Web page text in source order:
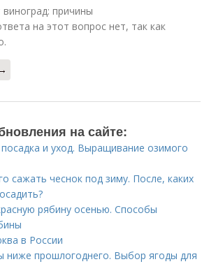
причины
на этот вопрос нет, так как
на сайте:
и уход. Выращивание озимого
сажать чеснок под зиму. После, каких
рябину осенью. Способы
в России
ниже прошлогоднего. Выбор ягоды для